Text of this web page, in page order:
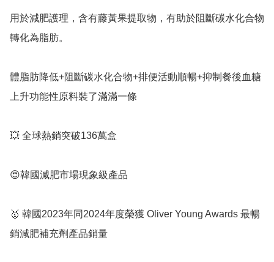
用於減肥護理，含有藤黃果提取物，有助於阻斷碳水化合物
轉化為脂肪。
體脂肪降低+阻斷碳水化合物+排便活動順暢+抑制餐後血糖
上升功能性原料裝了滿滿一條
💥 全球熱銷突破136萬盒
😍韓國減肥市場現象級產品
🥇 韓國2023年同2024年度榮獲 Oliver Young Awards 最暢
銷減肥補充劑產品銷量